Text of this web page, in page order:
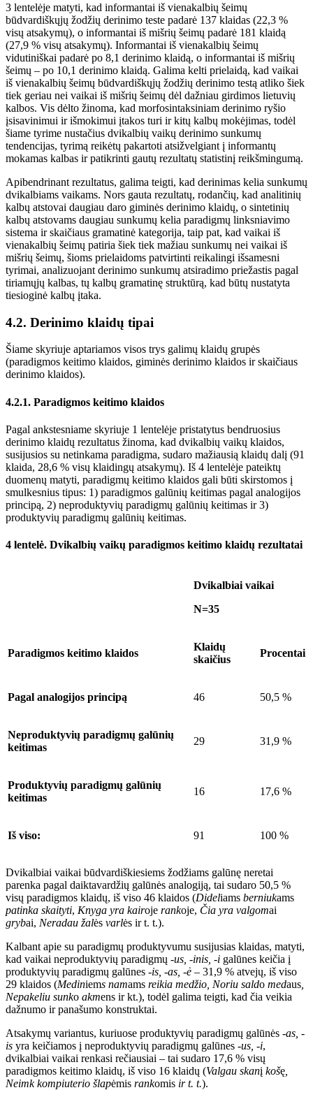
3 lentelėje matyti, kad informantai iš vienakalbių šeimų
būdvardiškųjų žodžių derinimo teste padarė 137 klaidas (22,3 %
visų atsakymų), o informantai iš mišrių šeimų padarė 181 klaidą
(27,9 % visų atsakymų). Informantai iš vienakalbių šeimų
vidutiniškai padarė po 8,1 derinimo klaidą, o informantai iš mišrių
šeimų – po 10,1 derinimo klaidą. Galima kelti prielaidą, kad vaikai
iš vienakalbių šeimų būdvardiškųjų žodžių derinimo testą atliko šiek
tiek geriau nei vaikai iš mišrių šeimų dėl dažniau girdimos lietuvių
kalbos. Vis dėlto žinoma, kad morfosintaksiniam derinimo ryšio
įsisavinimui ir išmokimui įtakos turi ir kitų kalbų mokėjimas, todėl
šiame tyrime nustačius dvikalbių vaikų derinimo sunkumų
tendencijas, tyrimą reikėtų pakartoti atsižvelgiant į informantų
mokamas kalbas ir patikrinti gautų rezultatų statistinį reikšmingumą.
Apibendrinant rezultatus, galima teigti, kad derinimas kelia sunkumų
dvikalbiams vaikams. Nors gauta rezultatų, rodančių, kad analitinių
kalbų atstovai daugiau daro giminės derinimo klaidų, o sintetinių
kalbų atstovams daugiau sunkumų kelia paradigmų linksniavimo
sistema ir skaičiaus gramatinė kategorija, taip pat, kad vaikai iš
vienakalbių šeimų patiria šiek tiek mažiau sunkumų nei vaikai iš
mišrių šeimų, šioms prielaidoms patvirtinti reikalingi išsamesni
tyrimai, analizuojant derinimo sunkumų atsiradimo priežastis pagal
tiriamųjų kalbas, tų kalbų gramatinę struktūrą, kad būtų nustatyta
tiesioginė kalbų įtaka.
4.2. Derinimo klaidų tipai
Šiame skyriuje aptariamos visos trys galimų klaidų grupės
(paradigmos keitimo klaidos, giminės derinimo klaidos ir skaičiaus
derinimo klaidos).
4.2.1. Paradigmos keitimo klaidos
Pagal ankstesniame skyriuje 1 lentelėje pristatytus bendruosius
derinimo klaidų rezultatus žinoma, kad dvikalbių vaikų klaidos,
susijusios su netinkama paradigma, sudaro mažiausią klaidų dalį (91
klaida, 28,6 % visų klaidingų atsakymų). Iš 4 lentelėje pateiktų
duomenų matyti, paradigmų keitimo klaidos gali būti skirstomos į
smulkesnius tipus: 1) paradigmos galūnių keitimas pagal analogijos
principą, 2) neproduktyvių paradigmų galūnių keitimas ir 3)
produktyvių paradigmų galūnių keitimas.
4 lentelė. Dvikalbių vaikų paradigmos keitimo klaidų rezultatai
Dvikalbiai vaikai
N=35
Paradigmos keitimo klaidos
Klaidų
skaičius
Procentai
Pagal analogijos principą 46 50,5 %
Neproduktyvių paradigmų galūnių
keitimas
29 31,9 %
Produktyvių paradigmų galūnių
keitimas
16 17,6 %
Iš viso: 91 100 %
Dvikalbiai vaikai būdvardiškiesiems žodžiams galūnę neretai
parenka pagal daiktavardžių galūnės analogiją, tai sudaro 50,5 %
visų paradigmos klaidų, iš viso 46 klaidos (Dideliams berniukams
patinka skaityti, Knyga yra kairoje rankoje, Čia yra valgomai
grybai, Neradau žalės varlės ir t. t.).
Kalbant apie su paradigmų produktyvumu susijusias klaidas, matyti,
kad vaikai neproduktyvių paradigmų -us, -inis, -i galūnes keičia į
produktyvių paradigmų galūnes -is, -as, -ė – 31,9 % atvejų, iš viso
29 klaidos (Mediniems namams reikia medžio, Noriu saldo medaus
Nepakeliu sunko akmens ir kt.), todėl galima teigti, kad čia veikia
dažnumo ir panašumo konstruktai.
Atsakymų variantus, kuriuose produktyvių paradigmų galūnės -as, -
is yra keičiamos į neproduktyvių paradigmų galūnes -us, -i,
dvikalbiai vaikai renkasi rečiausiai – tai sudaro 17,6 % visų
paradigmos keitimo klaidų, iš viso 16 klaidų (Valgau skanį košę
Neimk kompiuterio šlapėmis rankomis ir t. t.).